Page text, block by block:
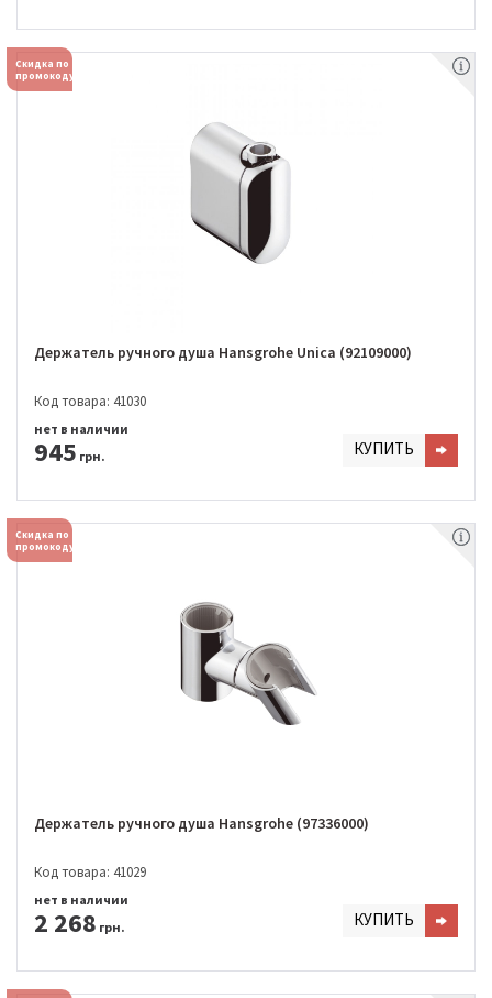
Скидка по
промокоду
Держатель ручного душа Hansgrohe Unica (92109000)
Код товара: 41030
945 грн.
нет в наличии
КУПИТЬ
Скидка по
промокоду
Держатель ручного душа Hansgrohe (97336000)
Код товара: 41029
2 268 грн.
нет в наличии
КУПИТЬ